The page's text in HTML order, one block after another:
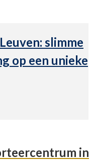
slimme
op een unieke
in